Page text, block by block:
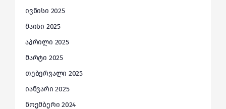
ივნისი 2025
მაისი 2025
აპრილი 2025
მარტი 2025
თებერვალი 2025
იანვარი 2025
ნოემბერი 2024